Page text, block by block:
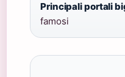
Principali portali
famosi